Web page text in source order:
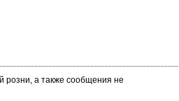
розни, а также сообщения не